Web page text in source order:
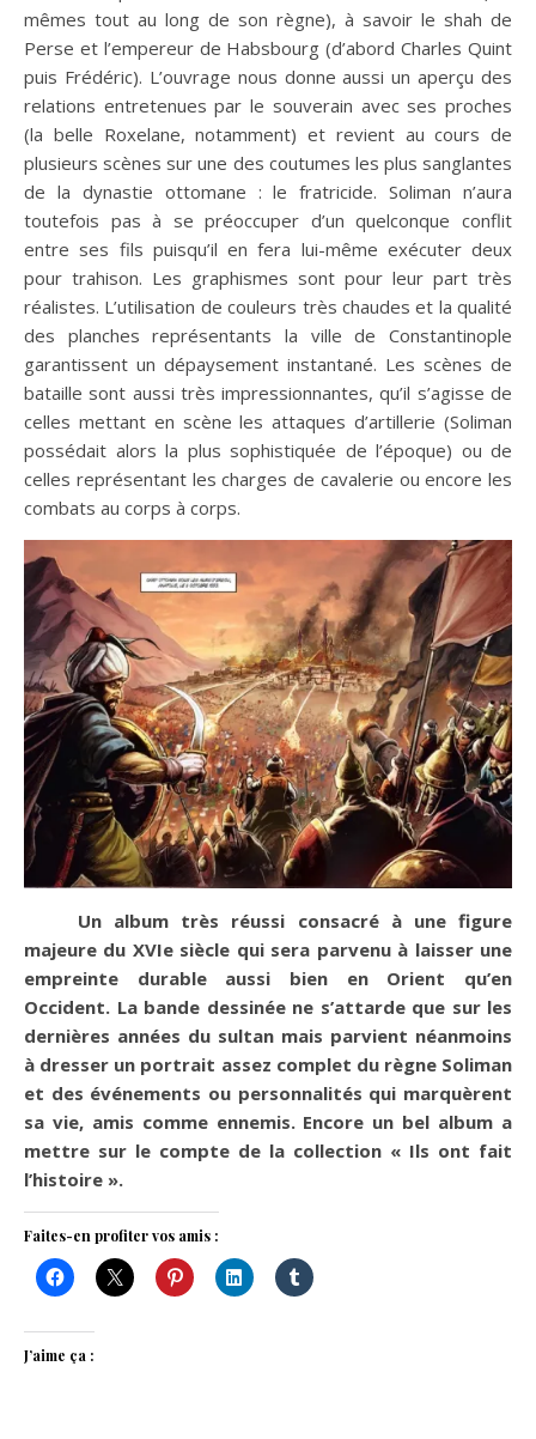
mêmes tout au long de son règne), à savoir le shah de
Perse et l’empereur de Habsbourg (d’abord Charles Quint
puis Frédéric). L’ouvrage nous donne aussi un aperçu des
relations entretenues par le souverain avec ses proches
(la belle Roxelane, notamment) et revient au cours de
plusieurs scènes sur une des coutumes les plus sanglantes
de la dynastie ottomane : le fratricide. Soliman n’aura
toutefois pas à se préoccuper d’un quelconque conflit
entre ses fils puisqu’il en fera lui-même exécuter deux
pour trahison. Les graphismes sont pour leur part très
réalistes. L’utilisation de couleurs très chaudes et la qualité
des planches représentants la ville de Constantinople
garantissent un dépaysement instantané. Les scènes de
bataille sont aussi très impressionnantes, qu’il s’agisse de
celles mettant en scène les attaques d’artillerie (Soliman
possédait alors la plus sophistiquée de l’époque) ou de
celles représentant les charges de cavalerie ou encore les
combats au corps à corps.
Un album très réussi consacré à une figure
majeure du XVIe siècle qui sera parvenu à laisser une
empreinte durable aussi bien en Orient qu’en
Occident. La bande dessinée ne s’attarde que sur les
dernières années du sultan mais parvient néanmoins
à dresser un portrait assez complet du règne Soliman
et des événements ou personnalités qui marquèrent
sa vie, amis comme ennemis. Encore un bel album a
mettre sur le compte de la collection « Ils ont fait
l’histoire ».
Faites-en profiter vos amis :
J’aime ça :